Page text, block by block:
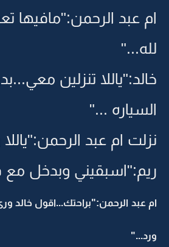
ام عبد الرحمن:"مافيها
لله..."
خالد:"ياللا تنزلين
السياره ..."
نزلت ام عبد
ريم:"اسبقيني وبدخل
ام عبد الرحمن:"براحتك...اقول خالد
ورد..."